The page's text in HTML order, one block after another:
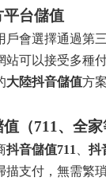
平台儲值
戶會選擇通過第
站可以接受多種
大陸抖音儲值方
（711、全家
抖音儲值711 抖
描支付，無需繁